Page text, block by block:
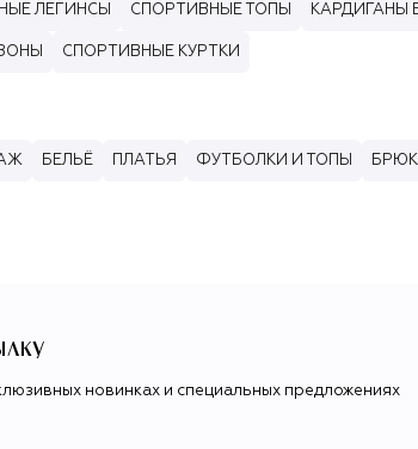
ЛЕГИНСЫ СПОРТИВНЫЕ ТОПЫ КАРДИГАНЫ
СПОРТИВНЫЕ КУРТКИ
БЕЛЬЁ ПЛАТЬЯ ФУТБОЛКИ И ТОПЫ
новинках и специальных предложениях